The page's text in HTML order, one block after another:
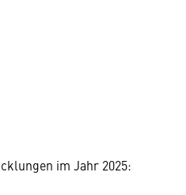
im Jahr 2025: